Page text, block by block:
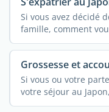
Si vous avez décidé
famille, comment
Grossesse et
Si vous ou votre
votre séjour au